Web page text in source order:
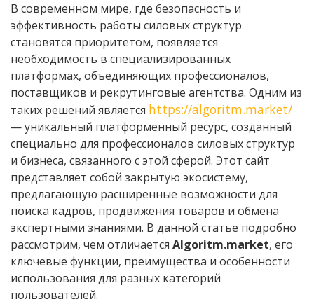
В современном мире, где безопасность и
эффективность работы силовых структур
становятся приоритетом, появляется
необходимость в специализированных
платформах, объединяющих профессионалов,
поставщиков и рекрутинговые агентства. Одним из
таких решений является https://algoritm.market/
— уникальный платформенный ресурс, созданный
специально для профессионалов силовых структур
и бизнеса, связанного с этой сферой. Этот сайт
представляет собой закрытую экосистему,
предлагающую расширенные возможности для
поиска кадров, продвижения товаров и обмена
экспертными знаниями. В данной статье подробно
рассмотрим, чем отличаетcя Algoritm.market, его
ключевые функции, преимущества и особенности
использования для разных категорий
пользователей.